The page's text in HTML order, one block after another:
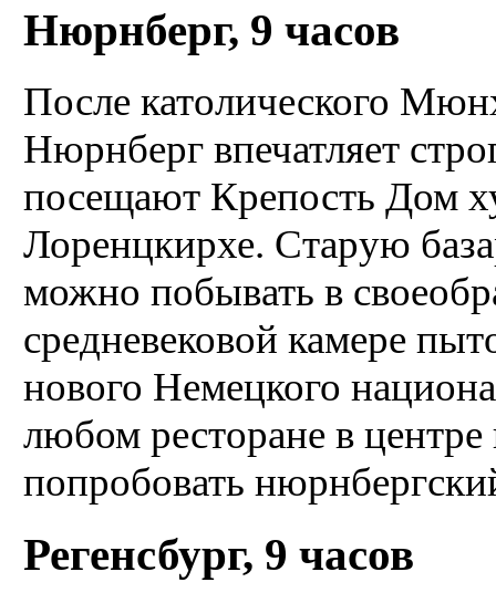
Нюрнберг, 9 часов
После католического
Нюрнберг впечатляет
посещают Крепость Дом
Лоренцкирхе. Старую
можно побывать в
средневековой камере
нового Немецкого
любом ресторане в центре
попробовать
Регенсбург, 9 часов